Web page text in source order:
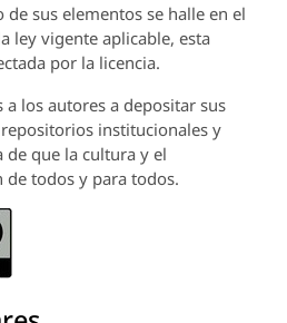
sus elementos se halle en el
ley vigente aplicable, esta
por la licencia.
los autores a depositar sus
institucionales y
de que la cultura y el
todos y para todos.